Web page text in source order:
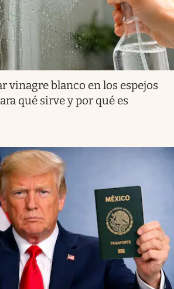
vinagre blanco en los espejos
qué sirve y por qué es